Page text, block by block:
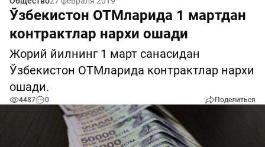
Ўзбекистон ОТМларида 1 мартдан
контрактлар нархи ошади
Жорий йилнинг 1 март санасидан
Ўзбекистон ОТМларида контрактлар нархи
ошади.
4487 0 Поделиться